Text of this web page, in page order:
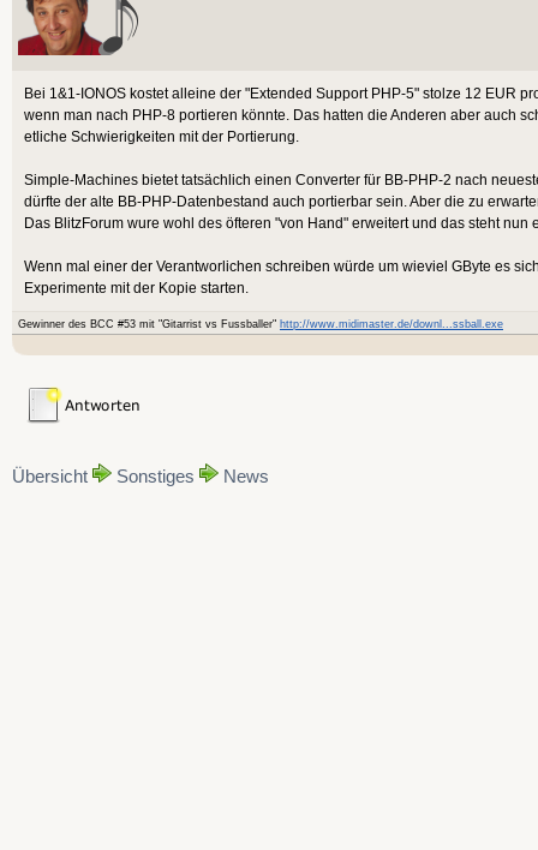
Bei 1&1-IONOS kostet alleine der "Extended Support PHP-5" stolze 12 EUR
wenn man nach PHP-8 portieren könnte. Das hatten die Anderen aber auch
etliche Schwierigkeiten mit der Portierung.
Simple-Machines bietet tatsächlich einen Converter für BB-PHP-2 nach
dürfte der alte BB-PHP-Datenbestand auch portierbar sein. Aber die zu
Das BlitzForum wure wohl des öfteren "von Hand" erweitert und das steht nun
Wenn mal einer der Verantworlichen schreiben würde um wieviel GByte es
Experimente mit der Kopie starten.
Gewinner des BCC #53 mit "Gitarrist vs Fussballer" http://www.midimaster.de/downl...ssball.exe
Übersicht Sonstiges News